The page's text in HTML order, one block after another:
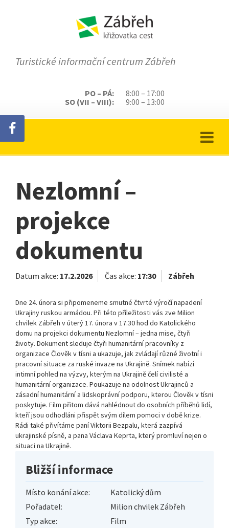
Turistické informační centrum Zábřeh
PO – PÁ:
8:00 – 17:00
SO (VII – VIII):
9:00 – 13:00
Nezlomní –
projekce
dokumentu
Datum akce: 17.2.2026 Čas akce: 17:30 Zábřeh
Dne 24. února si připomeneme smutné čtvrté výročí napadení
Ukrajiny ruskou armádou. Při této příležitosti vás zve Milion
chvilek Zábřeh v úterý 17. února v 17.30 hod do Katolického
domu na projekci dokumentu Nezlomní – jedna mise, čtyři
životy. Dokument sleduje čtyři humanitární pracovníky z
organizace Člověk v tísni a ukazuje, jak zvládají různé životní i
pracovní situace za ruské invaze na Ukrajině. Snímek nabízí
intimní pohled na výzvy, kterým na Ukrajině čelí civilisté a
humanitární organizace. Poukazuje na odolnost Ukrajinců a
zásadní humanitární a lidskoprávní podporu, kterou Člověk v tísni
poskytuje. Film přitom dává nahlédnout do osobních příběhů lidí,
kteří jsou odhodláni přispět svým dílem pomoci v době krize.
Rádi také přivítáme paní Viktorii Bezpalu, která zazpívá
ukrajinské písně, a pana Václava Keprta, který promluví nejen o
situaci na Ukrajině.
Bližší informace
Místo konání akce:
Katolický dům
Pořadatel:
Milion chvilek Zábřeh
Typ akce:
Film